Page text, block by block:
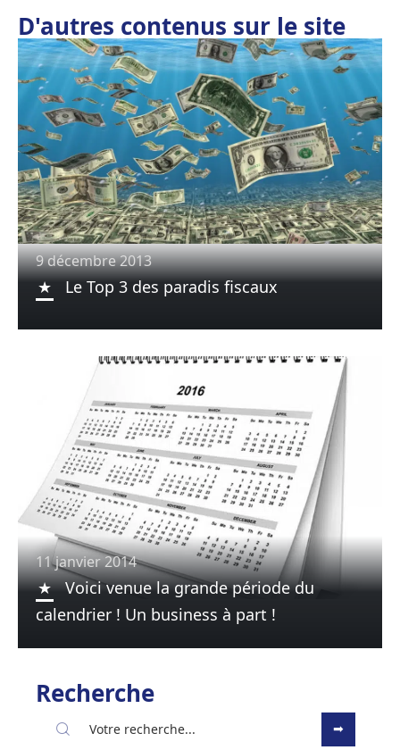
D'autres contenus sur le site
9 décembre 2013
Le Top 3 des paradis fiscaux
11 janvier 2014
Voici venue la grande période du
calendrier ! Un business à part !
Recherche